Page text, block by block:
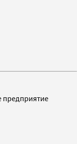
предприятие